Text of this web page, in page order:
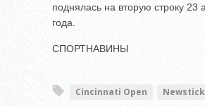
поднялась на вторую строку 23
года.
СПОРТНАВИНЫ
Cincinnati Open